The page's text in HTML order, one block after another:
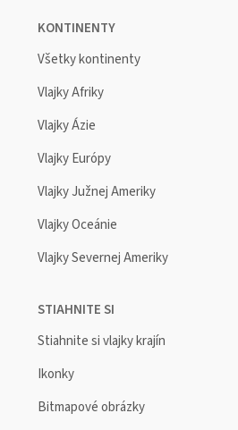
KONTINENTY
Všetky kontinenty
Vlajky Afriky
Vlajky Ázie
Vlajky Európy
Vlajky Južnej Ameriky
Vlajky Oceánie
Vlajky Severnej Ameriky
STIAHNITE SI
Stiahnite si vlajky krajín
Ikonky
Bitmapové obrázky